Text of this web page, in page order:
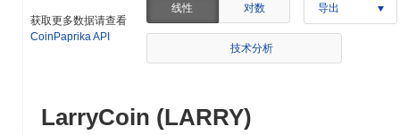
获取更多数据请查看
CoinPaprika API
线性 对数 导出
技术分析
LarryCoin (LARRY)